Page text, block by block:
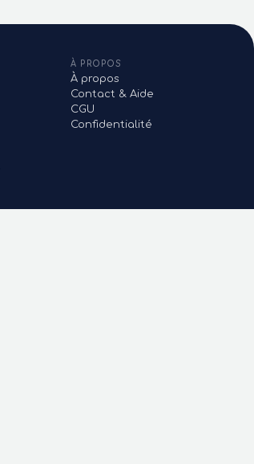
À PROPOS
À propos
Contact & Aide
CGU
Confidentialité